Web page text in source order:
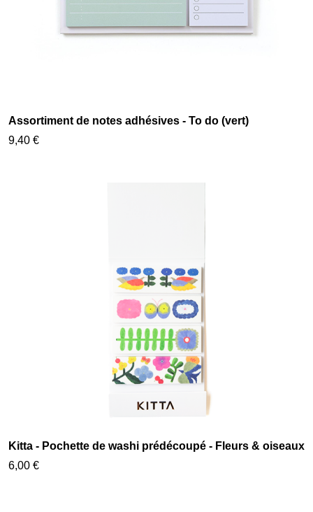
Assortiment de notes adhésives - To do (vert)
9,40 €
Kitta - Pochette de washi prédécoupé - Fleurs & oiseaux
6,00 €